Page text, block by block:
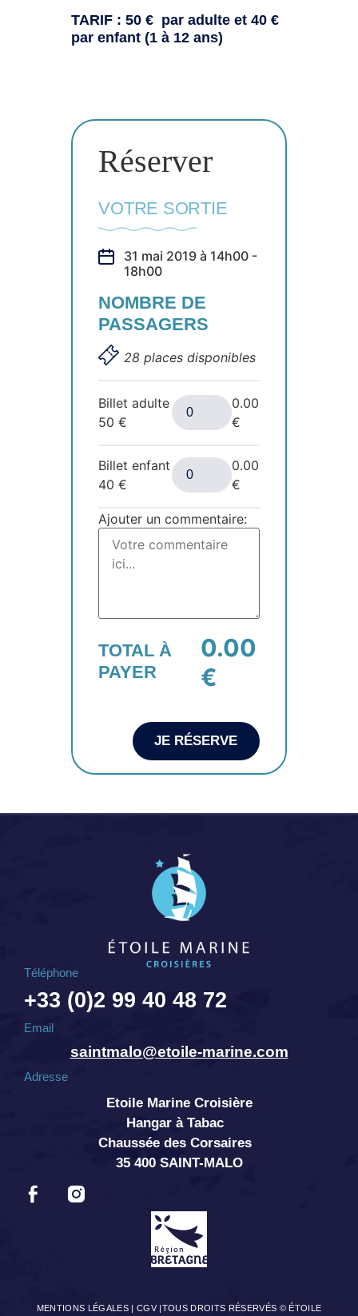
TARIF : 50 € par adulte et 40 €
par enfant (1 à 12 ans)
Réserver
VOTRE SORTIE
31 mai 2019 à 14h00 -
18h00
NOMBRE DE
PASSAGERS
28 places disponibles
Billet adulte
50€
0.00
€
Billet enfant
40€
0.00
€
Ajouter un commentaire:
TOTAL À
PAYER
0.00
€
JE RÉSERVE
Téléphone
+33 (0)2 99 40 48 72
Email
saintmalo@etoile-marine.com
Adresse
Etoile Marine Croisière
Hangar à Tabac
Chaussée des Corsaires
35 400 SAINT-MALO
MENTIONS LÉGALES |CGV |TOUS DROITS RÉSERVÉS © ÉTOILE